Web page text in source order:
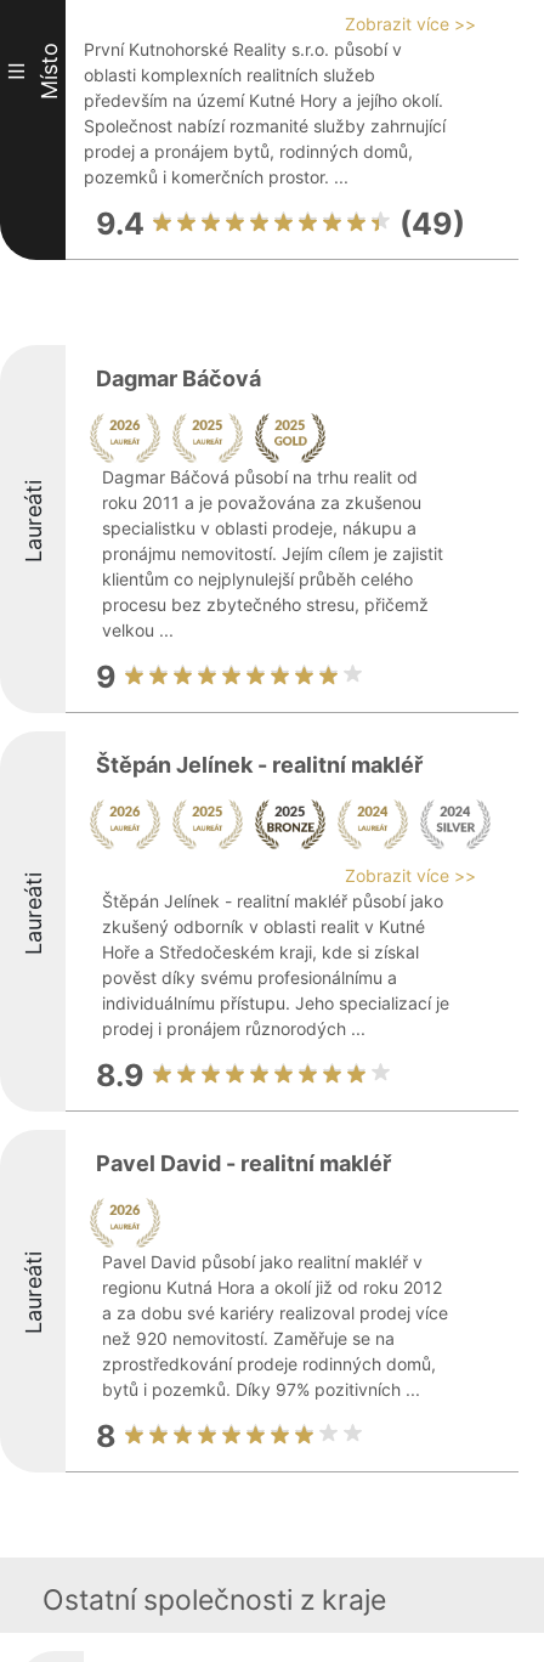
III Místo
Zobrazit více >>
První Kutnohorské Reality s.r.o. působí v
oblasti komplexních realitních služeb
především na území Kutné Hory a jejího okolí.
Společnost nabízí rozmanité služby zahrnující
prodej a pronájem bytů, rodinných domů,
pozemků i komerčních prostor. ...
9.4 (49)
Laureáti
Dagmar Báčová
Dagmar Báčová působí na trhu realit od
roku 2011 a je považována za zkušenou
specialistku v oblasti prodeje, nákupu a
pronájmu nemovitostí. Jejím cílem je zajistit
klientům co nejplynulejší průběh celého
procesu bez zbytečného stresu, přičemž
velkou ...
9
Laureáti
Štěpán Jelínek - realitní makléř
Zobrazit více >>
Štěpán Jelínek - realitní makléř působí jako
zkušený odborník v oblasti realit v Kutné
Hoře a Středočeském kraji, kde si získal
pověst díky svému profesionálnímu a
individuálnímu přístupu. Jeho specializací je
prodej i pronájem různorodých ...
8.9
Laureáti
Pavel David - realitní makléř
Pavel David působí jako realitní makléř v
regionu Kutná Hora a okolí již od roku 2012
a za dobu své kariéry realizoval prodej více
než 920 nemovitostí. Zaměřuje se na
zprostředkování prodeje rodinných domů,
bytů i pozemků. Díky 97% pozitivních ...
8
Ostatní společnosti z kraje